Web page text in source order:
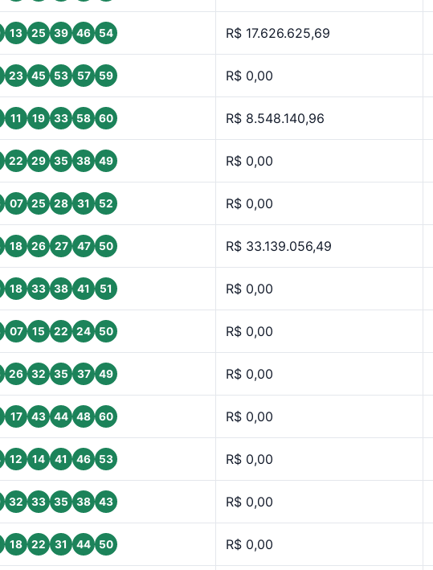
13 25 39 46 54 R$ 17.626.625,69
23 45 53 57 59 R$ 0,00
11 19 33 58 60 R$ 8.548.140,96
22 29 35 38 49 R$ 0,00
07 25 28 31 52 R$ 0,00
18 26 27 47 50 R$ 33.139.056,49
18 33 38 41 51 R$ 0,00
07 15 22 24 50 R$ 0,00
26 32 35 37 49 R$ 0,00
17 43 44 48 60 R$ 0,00
12 14 41 46 53 R$ 0,00
32 33 35 38 43 R$ 0,00
18 22 31 44 50 R$ 0,00